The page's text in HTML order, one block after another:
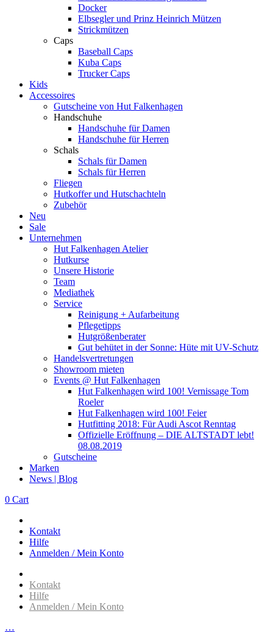
Docker
Elbsegler und Prinz Heinrich Mützen
Strickmützen
Caps
Baseball Caps
Kuba Caps
Trucker Caps
Kids
Accessoires
Gutscheine von Hut Falkenhagen
Handschuhe
Handschuhe für Damen
Handschuhe für Herren
Schals
Schals für Damen
Schals für Herren
Fliegen
Hutkoffer und Hutschachteln
Zubehör
Neu
Sale
Unternehmen
Hut Falkenhagen Atelier
Hutkurse
Unsere Historie
Team
Mediathek
Service
Reinigung + Aufarbeitung
Pflegetipps
Hutgrößenberater
Gut behütet in der Sonne: Hüte mit UV-Schutz
Handelsvertretungen
Showroom mieten
Events @ Hut Falkenhagen
Hut Falkenhagen wird 100! Vernissage Tom
Roeler
Hut Falkenhagen wird 100! Feier
Hutfitting 2018: Für Audi Ascot Renntag
Offizielle Eröffnung – DIE ALTSTADT lebt!
08.08.2019
Gutscheine
Marken
News | Blog
0 Cart
Kontakt
Hilfe
Anmelden / Mein Konto
Kontakt
Hilfe
Anmelden / Mein Konto
…